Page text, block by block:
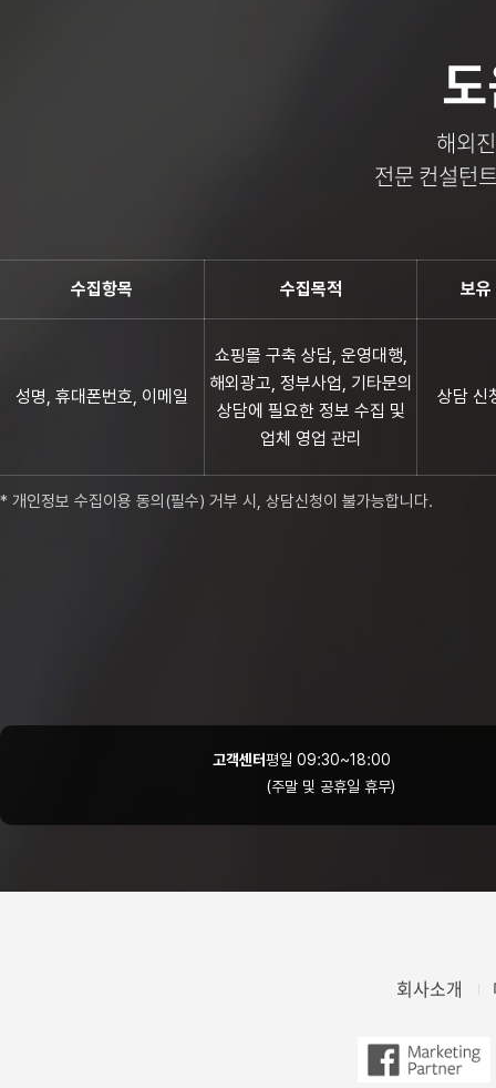
해외
전문 컨설턴
수집항목 수집목적 보유
성명, 휴대폰번호, 이메일
쇼핑몰 구축 상담, 운영대행,
해외광고, 정부사업, 기타문의
상담에 필요한 정보 수집 및
업체 영업 관리
상담 신
* 개인정보 수집이용 동의(필수) 거부 시, 상담신청이 불가능합니다.
고객센터평일 09:30~18:00
(주말 및 공휴일 휴무)
회사소개